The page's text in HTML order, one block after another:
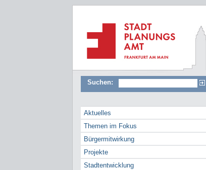
Suchen:
Aktuelles
Themen im Fokus
Bürgermitwirkung
Projekte
Stadtentwicklung